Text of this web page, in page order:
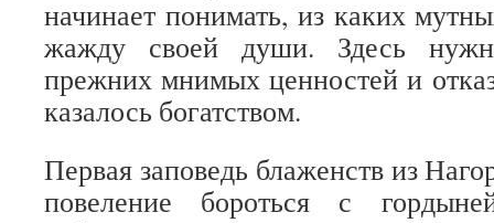
начинает понимать, из каких
жажду своей души. Здесь
прежних мнимых ценностей и
казалось богатством.
Первая заповедь блаженств из
повеление бороться с